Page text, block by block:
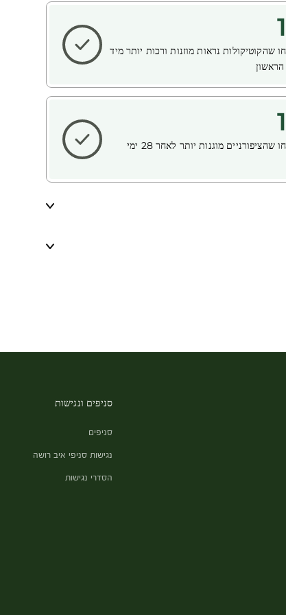
שהקוטיקולות נראות מוזנות ורכות יותר מיד
שהציפורניים מוגנות יותר
לאחר 28 ימי
סניפים ונגישות
סניפים
נגישות סניפי איב רושה
הסדרי נגישות